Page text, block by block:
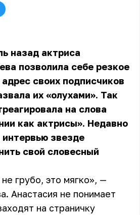
назад актриса
позволила себе резкое
своих подписчиков
их «олухами». Так
на слова
как актрисы». Недавно
звезде
свой словесный
грубо, это мягко», —
Анастасия не понимает
на страничку